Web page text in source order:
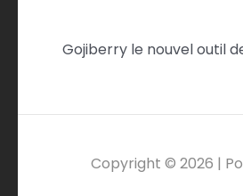
Gojiberry le nouvel outil
Copyright © 2026 |